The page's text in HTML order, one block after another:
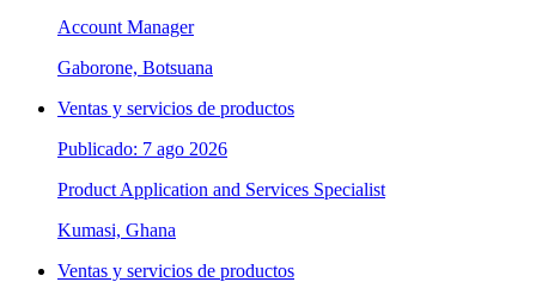
Account Manager
Gaborone, Botsuana
Ventas y servicios de productos
Publicado: 7 ago 2026
Product Application and Services Specialist
Kumasi, Ghana
Ventas y servicios de productos